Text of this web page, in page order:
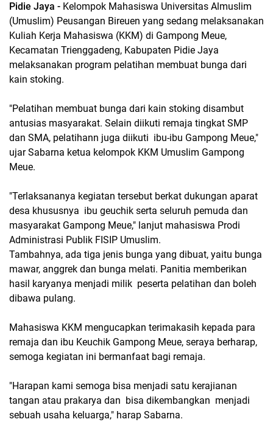
Pidie Jaya - Kelompok Mahasiswa Universitas Almuslim
(Umuslim) Peusangan Bireuen yang sedang melaksanakan
Kuliah Kerja Mahasiswa (KKM) di Gampong Meue,
Kecamatan Trienggadeng, Kabupaten Pidie Jaya
melaksanakan program pelatihan membuat bunga dari
kain stoking.
"Pelatihan membuat bunga dari kain stoking disambut
antusias masyarakat. Selain diikuti remaja tingkat SMP
dan SMA, pelatihann juga diikuti ibu-ibu Gampong Meue,"
ujar Sabarna ketua kelompok KKM Umuslim Gampong
Meue.
"Terlaksananya kegiatan tersebut berkat dukungan aparat
desa khususnya ibu geuchik serta seluruh pemuda dan
masyarakat Gampong Meue," lanjut mahasiswa Prodi
Administrasi Publik FISIP Umuslim.
Tambahnya, ada tiga jenis bunga yang dibuat, yaitu bunga
mawar, anggrek dan bunga melati. Panitia memberikan
hasil karyanya menjadi milik peserta pelatihan dan boleh
dibawa pulang.
Mahasiswa KKM mengucapkan terimakasih kepada para
remaja dan ibu Keuchik Gampong Meue, seraya berharap,
semoga kegiatan ini bermanfaat bagi remaja.
"Harapan kami semoga bisa menjadi satu kerajianan
tangan atau prakarya dan bisa dikembangkan menjadi
sebuah usaha keluarga," harap Sabarna.